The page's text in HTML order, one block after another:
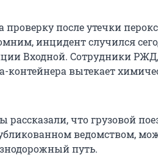
после утечки
инцидент случился
Входной. Сотрудники РЖД,
контейнера вытекает
рассказали, что грузовой
ведомством,
путь.